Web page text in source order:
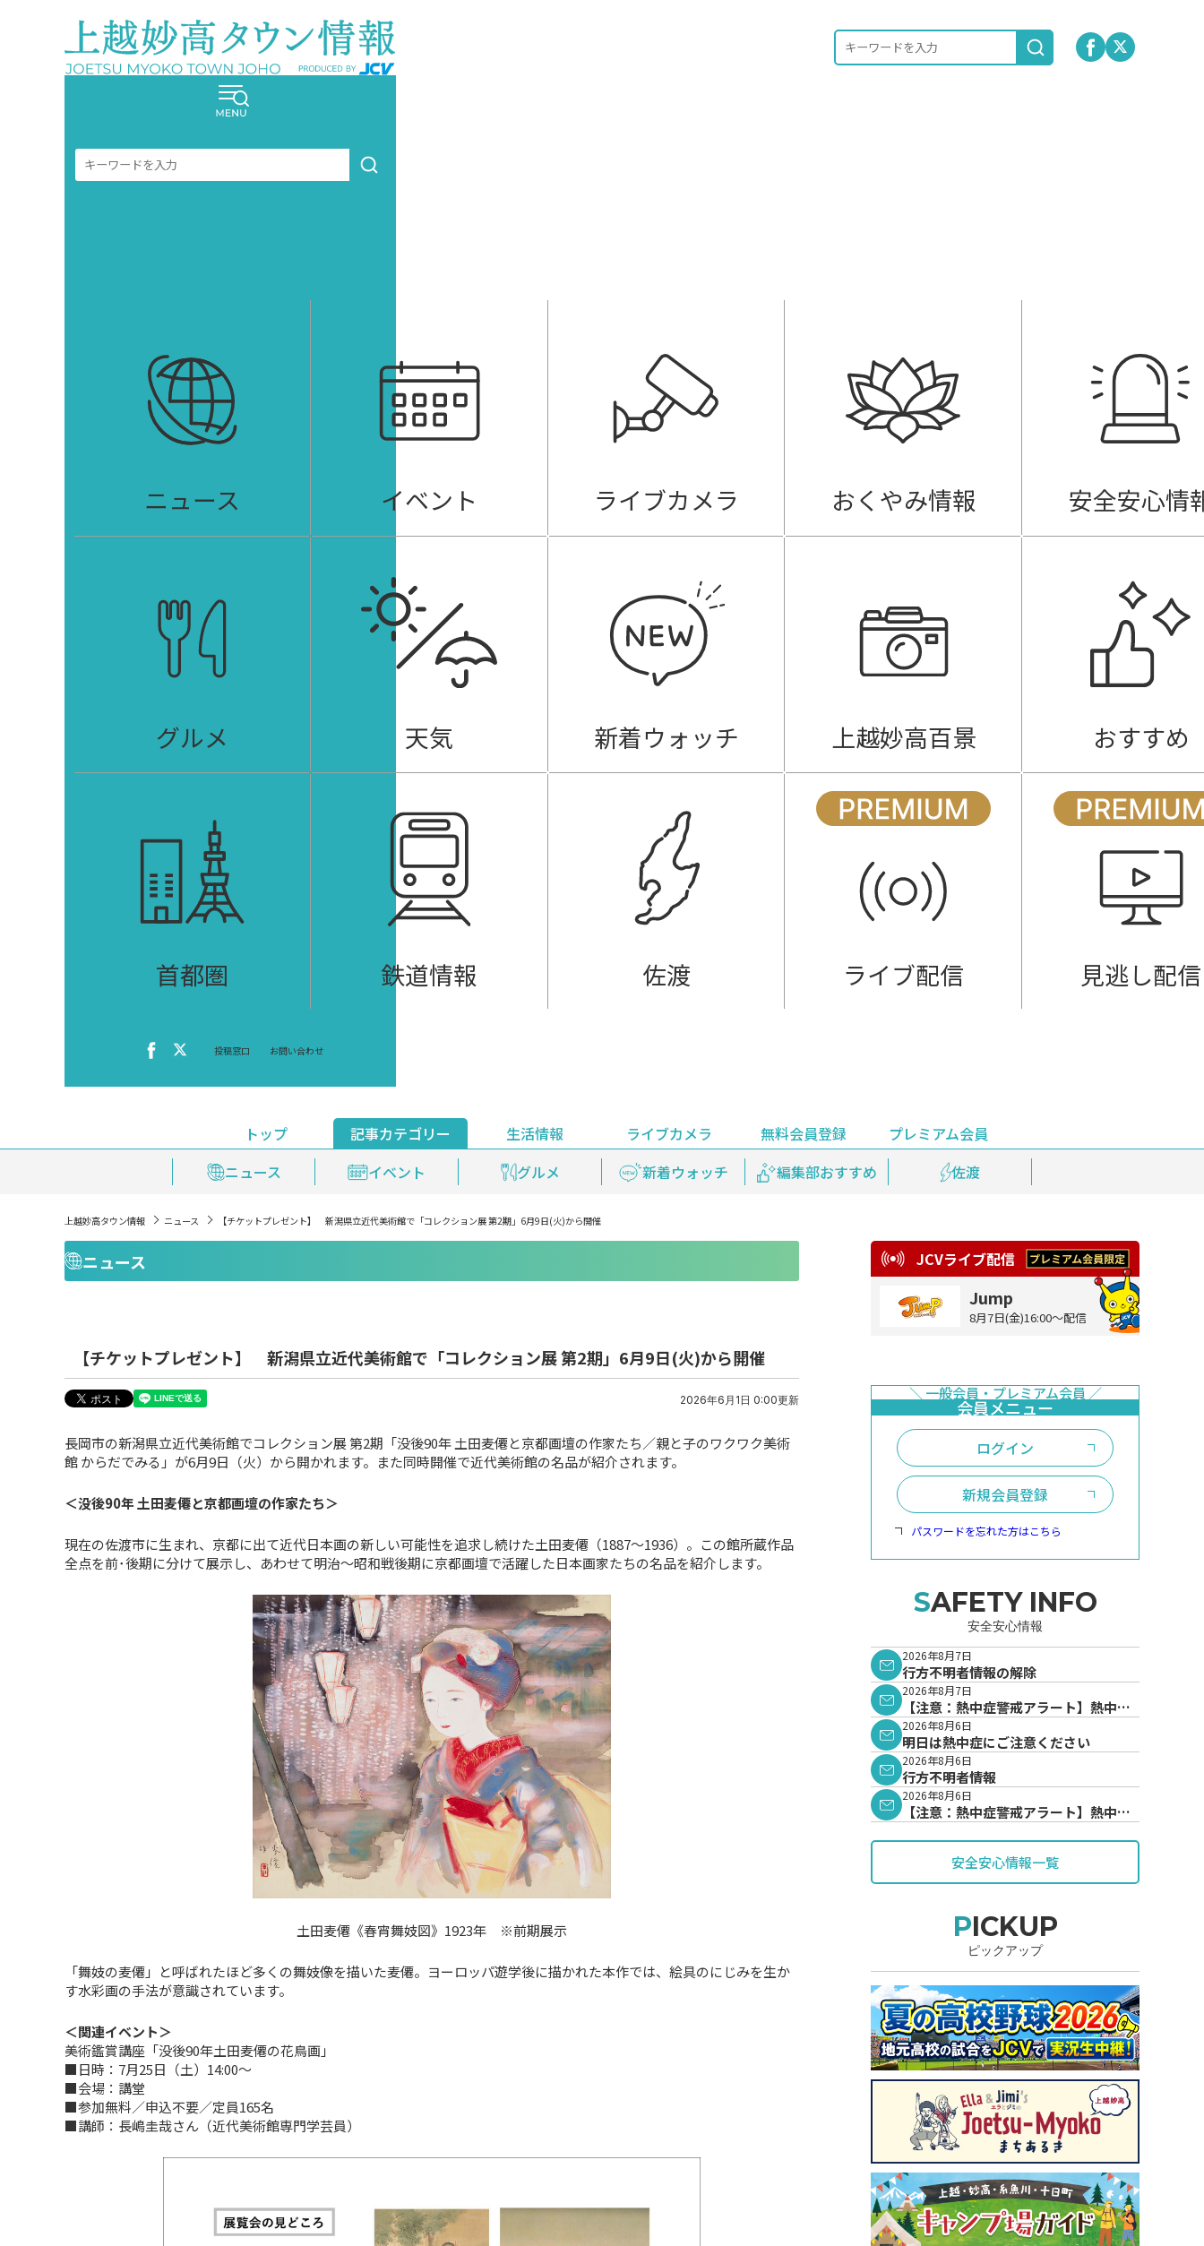
ニュース イベント ライブカメラ おくやみ情報 安全安心情
グルメ 天気 新着ウォッチ 上越妙高百景 おすすめ
首都圏 鉄道情報 佐渡 ライブ配信 見逃し配信
投稿窓口 お問い合わせ
トップ
記事カテゴリー
ニュース
イベント グルメ 新着ウォッチ 編集部おすすめ 佐渡
生活情報
おくやみ情報
安全安心情報 天気 上越妙高百景 鉄道情報
ライブカメラ 無料会員登録
プレミアム会員
ライブ配信
見逃し配信 プレミアム会員登録
上越妙高タウン情報 ニュース 【チケットプレゼント】 新潟県立近代美術館で「コレクション展 第2期」6月9日(火)から開催
ニュース
【チケットプレゼント】 新潟県立近代美術館で「コレクション展 第2期」6月9日(火)から開催
2026年6月1日 0:00更新
長岡市の新潟県立近代美術館でコレクション展 第2期「没後90年 土田麦僊と京都画壇の作家たち／親と子のワクワク美術
館 からだでみる」が6月9日（火）から開かれます。また同時開催で近代美術館の名品が紹介されます。
＜没後90年 土田麦僊と京都画壇の作家たち＞
現在の佐渡市に生まれ、京都に出て近代日本画の新しい可能性を追求し続けた土田麦僊（1887～1936）。この館所蔵作品
全点を前･後期に分けて展示し、あわせて明治～昭和戦後期に京都画壇で活躍した日本画家たちの名品を紹介します。
土田麦僊《春宵舞妓図》1923年 ※前期展示
「舞妓の麦僊」と呼ばれたほど多くの舞妓像を描いた麦僊。ヨーロッパ遊学後に描かれた本作では、絵具のにじみを生か
す水彩画の手法が意識されています。
＜関連イベント＞
美術鑑賞講座「没後90年土田麦僊の花鳥画」
■日時：7月25日（土）14:00～
■会場：講堂
■参加無料／申込不要／定員165名
■講師：⾧嶋圭哉さん（近代美術館専門学芸員）
JCVライブ配信
Jump
8月7日(金)16:00～配信
ログイン
新規会員登録
パスワードを忘れた方はこちら
SAFETY INFO
安全安心情報
2026年8月7日
行方不明者情報の解除
2026年8月7日
【注意：熱中症警戒アラート】熱中症
警戒アラートが発表されています。
2026年8月6日
明日は熱中症にご注意ください
2026年8月6日
行方不明者情報
2026年8月6日
【注意：熱中症警戒アラート】熱中症
安全安心情報一覧
PICKUP
ピックアップ